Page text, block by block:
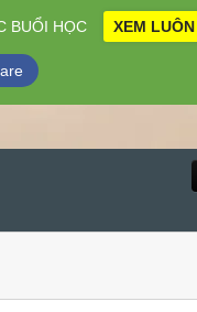
BUỔI HỌC XEM LUÔN